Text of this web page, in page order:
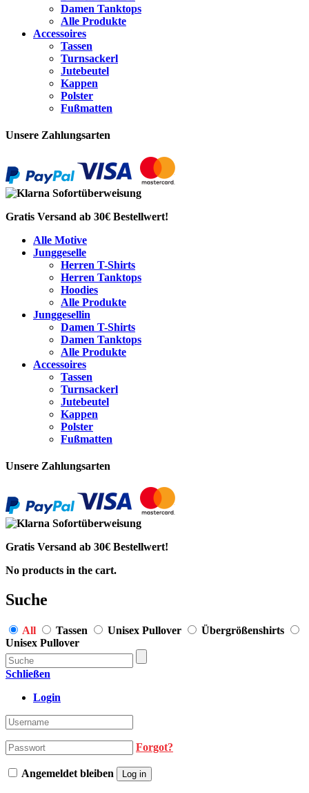
Damen Tanktops
Alle Produkte
Accessoires
Tassen
Turnsackerl
Jutebeutel
Kappen
Polster
Fußmatten
Unsere Zahlungsarten
Gratis Versand ab 30€ Bestellwert!
Alle Motive
Junggeselle
Herren T-Shirts
Herren Tanktops
Hoodies
Alle Produkte
Junggesellin
Damen T-Shirts
Damen Tanktops
Alle Produkte
Accessoires
Tassen
Turnsackerl
Jutebeutel
Kappen
Polster
Fußmatten
Unsere Zahlungsarten
Gratis Versand ab 30€ Bestellwert!
No products in the cart.
Suche
All Tassen Unisex Pullover
Übergrößenshirts
Unisex Pullover
Schließen
Login
Forgot?
Angemeldet bleiben Log in